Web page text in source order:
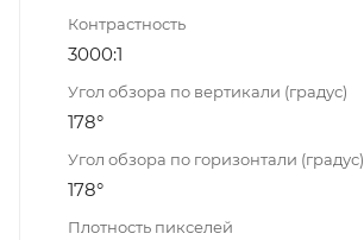
Контрастность
3000:1
Угол обзора по вертикали (градус)
178°
Угол обзора по горизонтали (градус)
178°
Плотность пикселей